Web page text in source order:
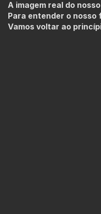
A imagem real do
Para entender o nosso
Vamos voltar ao